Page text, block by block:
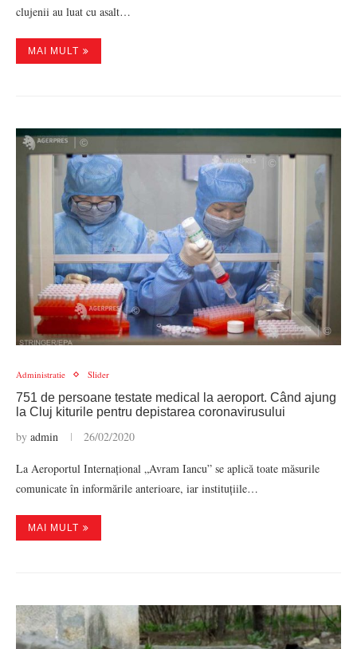
clujenii au luat cu asalt…
MAI MULT
Administratie Slider
751 de persoane testate medical la aeroport. Când ajung
la Cluj kiturile pentru depistarea coronavirusului
by admin 26/02/2020
La Aeroportul Internațional „Avram Iancu” se aplică toate măsurile
comunicate în informările anterioare, iar instituțiile…
MAI MULT